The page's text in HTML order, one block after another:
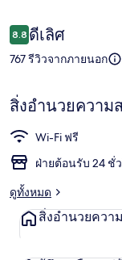
รีวิว
8.88.8 จาก 10
ดีเลิศ
767 รีวิวจากภายนอก
สิ่งอำนวยความ
Wi-Fi ฟรี
ฝ่ายต้อนรับ 24 ชั่
ดูทั้งหมด
สิ่งอำนวยควา